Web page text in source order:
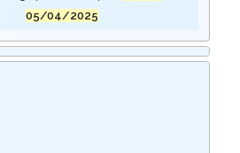
05/04/2025